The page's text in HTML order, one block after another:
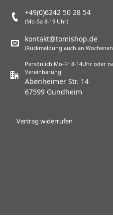
+49(0)6242 50 28 54
(Mo-Sa 8-19 Uhr)
kontakt@tomishop.de
(Rückmeldung auch an
Persönlich Mo-Fr 8-14Uhr oder
Vereinbarung:
Abenheimer Str. 14
67599 Gundheim
Vertrag widerrufen